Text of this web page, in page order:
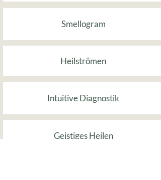
Smellogram
Heilströmen
Intuitive Diagnostik
Geistiges Heilen